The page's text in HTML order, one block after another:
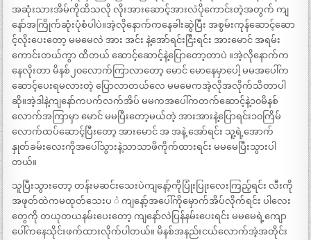
အဆုံးသားအိမ်ကိုထိသလို လိုးအားဆောင့်အားလဲပိုကောင်းတဲ့အတွက် ကျ
နော်အကြိုက်ဆုံးပုံစံပါပဲ။အဲ့လိုနောက်ကနေခါးဆွဲပြီး အစွမ်းကုန်ဆောင့်ဆော
င့်လိုးပေးတော့ မမမေလဲ အား အင်း နဲ့အော်ရင်းငြီးရင်း အားမောင် အရမ်း
ကောင်းတယ်ကွာ ထိတယ် ဆောင့်ဆောင့်နဲ့ပြောတော့တာပဲ ။အဲ့လိုနောက်က
နေလိုးတာ မိနစ်၂၀လောက်ကြာလာတော့ မောင် မောနေမှာပေါ့ မမအပေါ်က
ဆောင့်ပေးရမလားတဲ့ ပြောလာတယ်လေ မမမေကအဲ့လိုအလိုက်သိတာပါ
ဆို။အဲ့ဒါနဲ့ကျနော်ကပက်လက်အိပ် မမကအပေါ်ကတက်ဆောင့်နဲ့၁၀မိနစ်
လောက်အကြာမှာ မောင် မမပြီးတော့မယ်တဲ့ အားအားနဲ့ပြောရင်း၁၀ကြိမ်
လောက်ထပ်ဆောင့်ပြီးတော့ အားမောင် အ အနဲ့ အော်ရင်း သူ့ရဲ့အောက်
နှုတ်ခမ်းလေးကိုအပေါ်သွားနဲ့သာသာဖိကိုက်ထားရင်း မမမေပြီးသွားပါ
တယ်။
သူပြီးသွားတော့ တန်းမဆင်းသေးပဲကျနော့်ကိုပြုံးပြုးလေးကြည့်ရင်း လီးကို
အဖုတ်ထဲကမထုတ်သေးပ ဲ ကျနော့်အပေါ်ကိုမှောက်အိပ်လိုက်ရင်း ပါလေး
တွေကို တယုတယနမ်းပေးတော့ ကျနော်လဲပြန်နမ်းပေးရင်း မမမေရဲ့ကျော
ပေါ်ကနေသိုင်းဖက်ထားလိုက်ပါတယ်။ မိနစ်အနည်းငယ်လောက်အဲ့အတိုင်း